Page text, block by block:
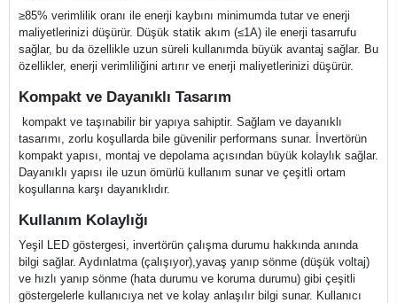
≥85% verimlilik oranı ile enerji kaybını minimumda tutar ve enerji
maliyetlerinizi düşürür. Düşük statik akım (≤1A) ile enerji tasarrufu
sağlar, bu da özellikle uzun süreli kullanımda büyük avantaj sağlar. Bu
özellikler, enerji verimliliğini artırır ve enerji maliyetlerinizi düşürür.
Kompakt ve Dayanıklı Tasarım
kompakt ve taşınabilir bir yapıya sahiptir. Sağlam ve dayanıklı
tasarımı, zorlu koşullarda bile güvenilir performans sunar. İnvertörün
kompakt yapısı, montaj ve depolama açısından büyük kolaylık sağlar.
Dayanıklı yapısı ile uzun ömürlü kullanım sunar ve çeşitli ortam
koşullarına karşı dayanıklıdır.
Kullanım Kolaylığı
Yeşil LED göstergesi, invertörün çalışma durumu hakkında anında
bilgi sağlar. Aydınlatma (çalışıyor),yavaş yanıp sönme (düşük voltaj)
ve hızlı yanıp sönme (hata durumu ve koruma durumu) gibi çeşitli
göstergelerle kullanıcıya net ve kolay anlaşılır bilgi sunar. Kullanıcı